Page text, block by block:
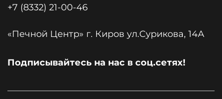
+7 (8332) 21-00-46
«Печной Центр» г. Киров ул.Сурикова, 14А
Подписывайтесь на нас в соц.сетях!